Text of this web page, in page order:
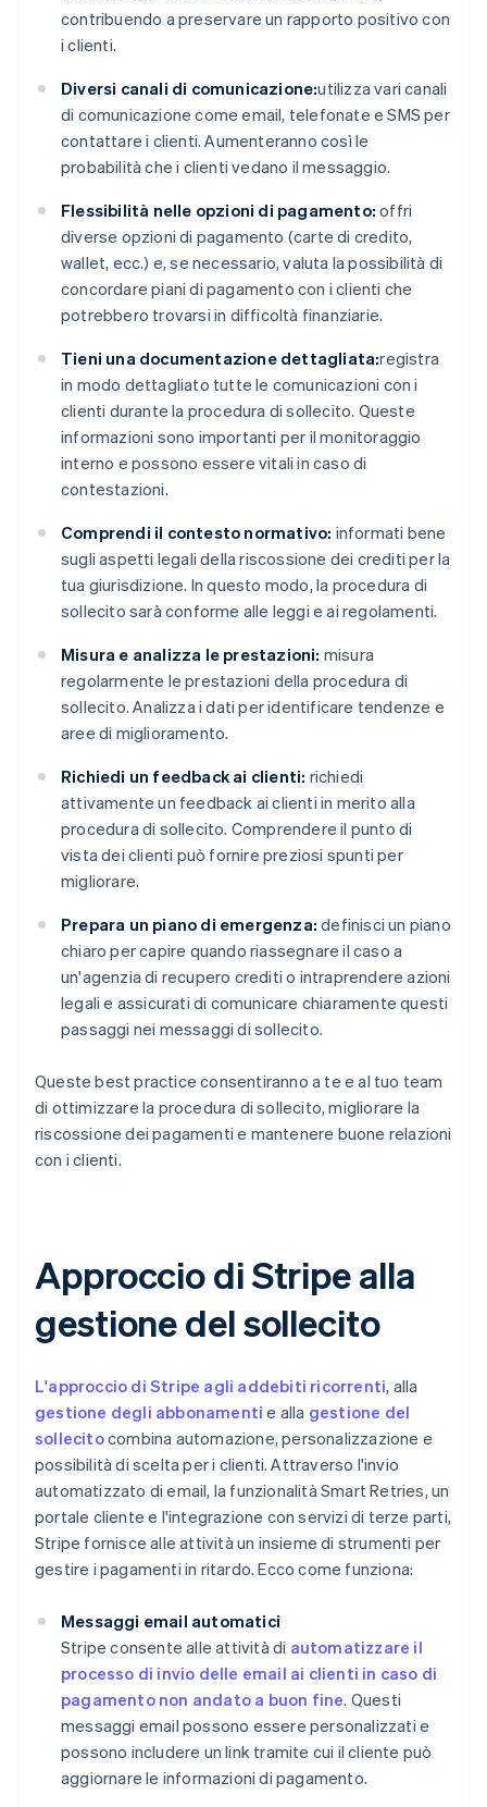
contribuendo a preservare un rapporto positivo con
i clienti.
Diversi canali di comunicazione:utilizza vari canali
di comunicazione come email, telefonate e SMS per
contattare i clienti. Aumenteranno così le
probabilità che i clienti vedano il messaggio.
Flessibilità nelle opzioni di pagamento: offri
diverse opzioni di pagamento (carte di credito,
wallet, ecc.) e, se necessario, valuta la possibilità di
concordare piani di pagamento con i clienti che
potrebbero trovarsi in difficoltà finanziarie.
Tieni una documentazione dettagliata:registra
in modo dettagliato tutte le comunicazioni con i
clienti durante la procedura di sollecito. Queste
informazioni sono importanti per il monitoraggio
interno e possono essere vitali in caso di
contestazioni.
Comprendi il contesto normativo: informati bene
sugli aspetti legali della riscossione dei crediti per la
tua giurisdizione. In questo modo, la procedura di
sollecito sarà conforme alle leggi e ai regolamenti.
Misura e analizza le prestazioni: misura
regolarmente le prestazioni della procedura di
sollecito. Analizza i dati per identificare tendenze e
aree di miglioramento.
Richiedi un feedback ai clienti: richiedi
attivamente un feedback ai clienti in merito alla
procedura di sollecito. Comprendere il punto di
vista dei clienti può fornire preziosi spunti per
migliorare.
Prepara un piano di emergenza: definisci un piano
chiaro per capire quando riassegnare il caso a
un'agenzia di recupero crediti o intraprendere azioni
legali e assicurati di comunicare chiaramente questi
passaggi nei messaggi di sollecito.
Queste best practice consentiranno a te e al tuo team
di ottimizzare la procedura di sollecito, migliorare la
riscossione dei pagamenti e mantenere buone relazioni
con i clienti.
Approccio di Stripe alla
gestione del sollecito
L'approccio di Stripe agli addebiti ricorrenti, alla
gestione degli abbonamenti e alla gestione del
sollecitocombina automazione, personalizzazione e
possibilità di scelta per i clienti. Attraverso l'invio
automatizzato di email, la funzionalità Smart Retries, un
portale cliente e l'integrazione con servizi di terze parti,
Stripe fornisce alle attività un insieme di strumenti per
gestire i pagamenti in ritardo. Ecco come funziona:
Messaggi email automatici
Stripe consente alle attività di automatizzare il
processo di invio delle email ai clienti in caso di
pagamento non andato a buon fine. Questi
messaggi email possono essere personalizzati e
possono includere un link tramite cui il cliente può
aggiornare le informazioni di pagamento.